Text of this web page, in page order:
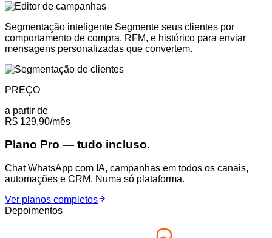
Segmentação inteligente Segmente seus clientes por
comportamento de compra, RFM, e histórico para enviar
mensagens personalizadas que convertem.
PREÇO
a partir de
R$ 129,90/mês
Plano Pro — tudo incluso.
Chat WhatsApp com IA, campanhas em todos os canais,
automações e CRM. Numa só plataforma.
Ver planos completos
Depoimentos